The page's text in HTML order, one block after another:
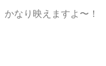
かなり映えますよ〜！